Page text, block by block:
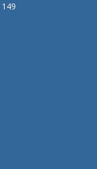
149